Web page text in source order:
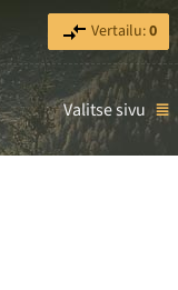
Vertailu:0
Valitse sivu